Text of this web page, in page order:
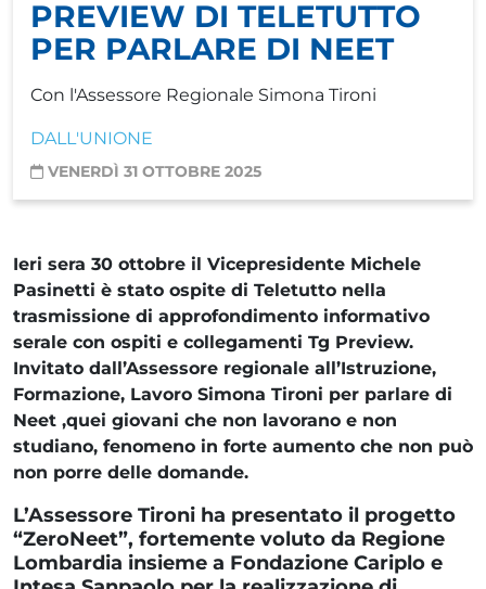
PREVIEW DI TELETUTTO
PER PARLARE DI NEET
Con l'Assessore Regionale Simona Tironi
DALL'UNIONE
VENERDÌ 31 OTTOBRE 2025
Ieri sera 30 ottobre il Vicepresidente Michele
Pasinetti è stato ospite di Teletutto nella
trasmissione di approfondimento informativo
serale con ospiti e collegamenti Tg Preview.
Invitato dall’Assessore regionale all’Istruzione,
Formazione, Lavoro Simona Tironi per parlare di
Neet ,quei giovani che non lavorano e non
studiano, fenomeno in forte aumento che non può
non porre delle domande.
L’Assessore Tironi ha presentato il progetto
“ZeroNeet”, fortemente voluto da Regione
Lombardia insieme a Fondazione Cariplo e